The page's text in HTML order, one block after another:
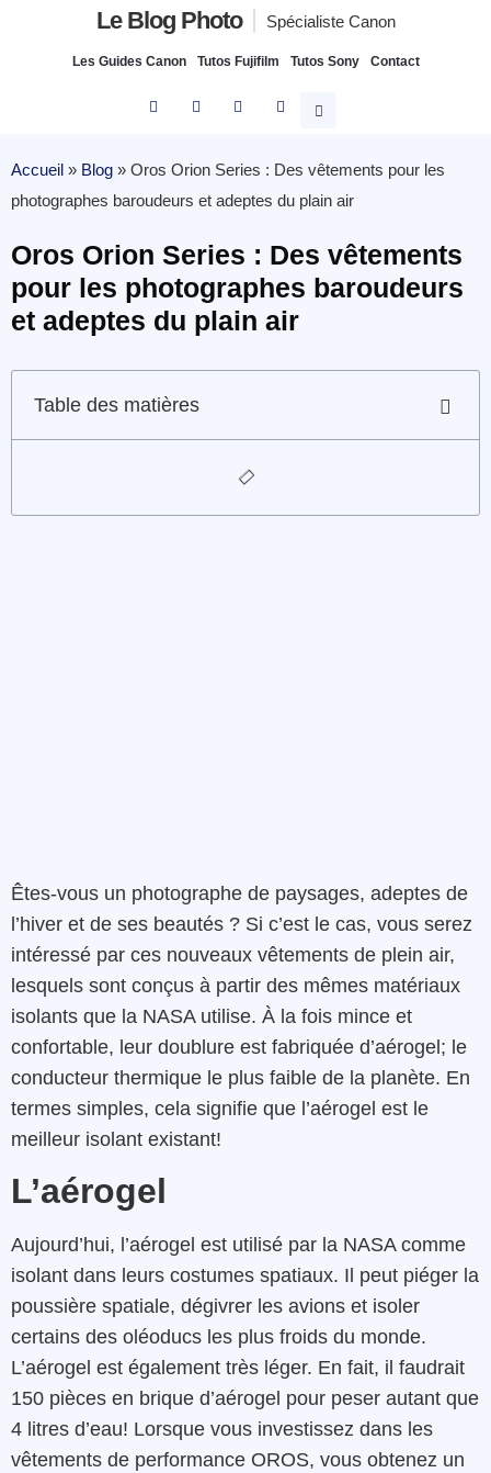
Le Blog Photo Spécialiste Canon
Les Guides Canon Tutos Fujifilm Tutos Sony Contact
Accueil » Blog » Oros Orion Series : Des vêtements pour les
photographes baroudeurs et adeptes du plain air
Oros Orion Series : Des vêtements
pour les photographes baroudeurs
et adeptes du plain air
Table des matières
Êtes-vous un photographe de paysages, adeptes de
l’hiver et de ses beautés ? Si c’est le cas, vous serez
intéressé par ces nouveaux vêtements de plein air,
lesquels sont conçus à partir des mêmes matériaux
isolants que la NASA utilise. À la fois mince et
confortable, leur doublure est fabriquée d’aérogel; le
conducteur thermique le plus faible de la planète. En
termes simples, cela signifie que l’aérogel est le
meilleur isolant existant!
L’aérogel
Aujourd’hui, l’aérogel est utilisé par la NASA comme
isolant dans leurs costumes spatiaux. Il peut piéger la
poussière spatiale, dégivrer les avions et isoler
certains des oléoducs les plus froids du monde.
L’aérogel est également très léger. En fait, il faudrait
150 pièces en brique d’aérogel pour peser autant que
4 litres d’eau! Lorsque vous investissez dans les
vêtements de performance OROS, vous obtenez un